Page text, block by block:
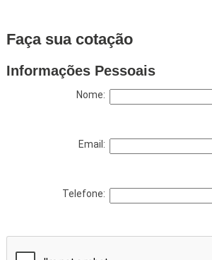
Faça sua cotação
Informações Pessoais
Nome:
Email:
Telefone: